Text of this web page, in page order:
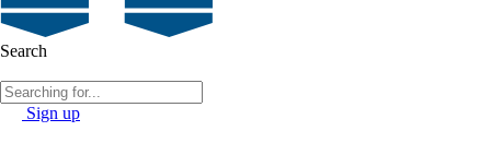
Search
Sign up